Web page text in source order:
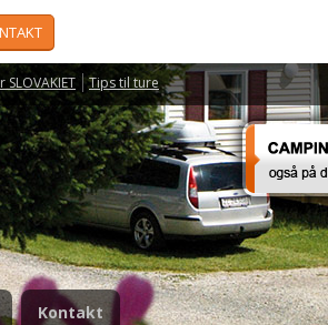
Tips til ture
Kontakt